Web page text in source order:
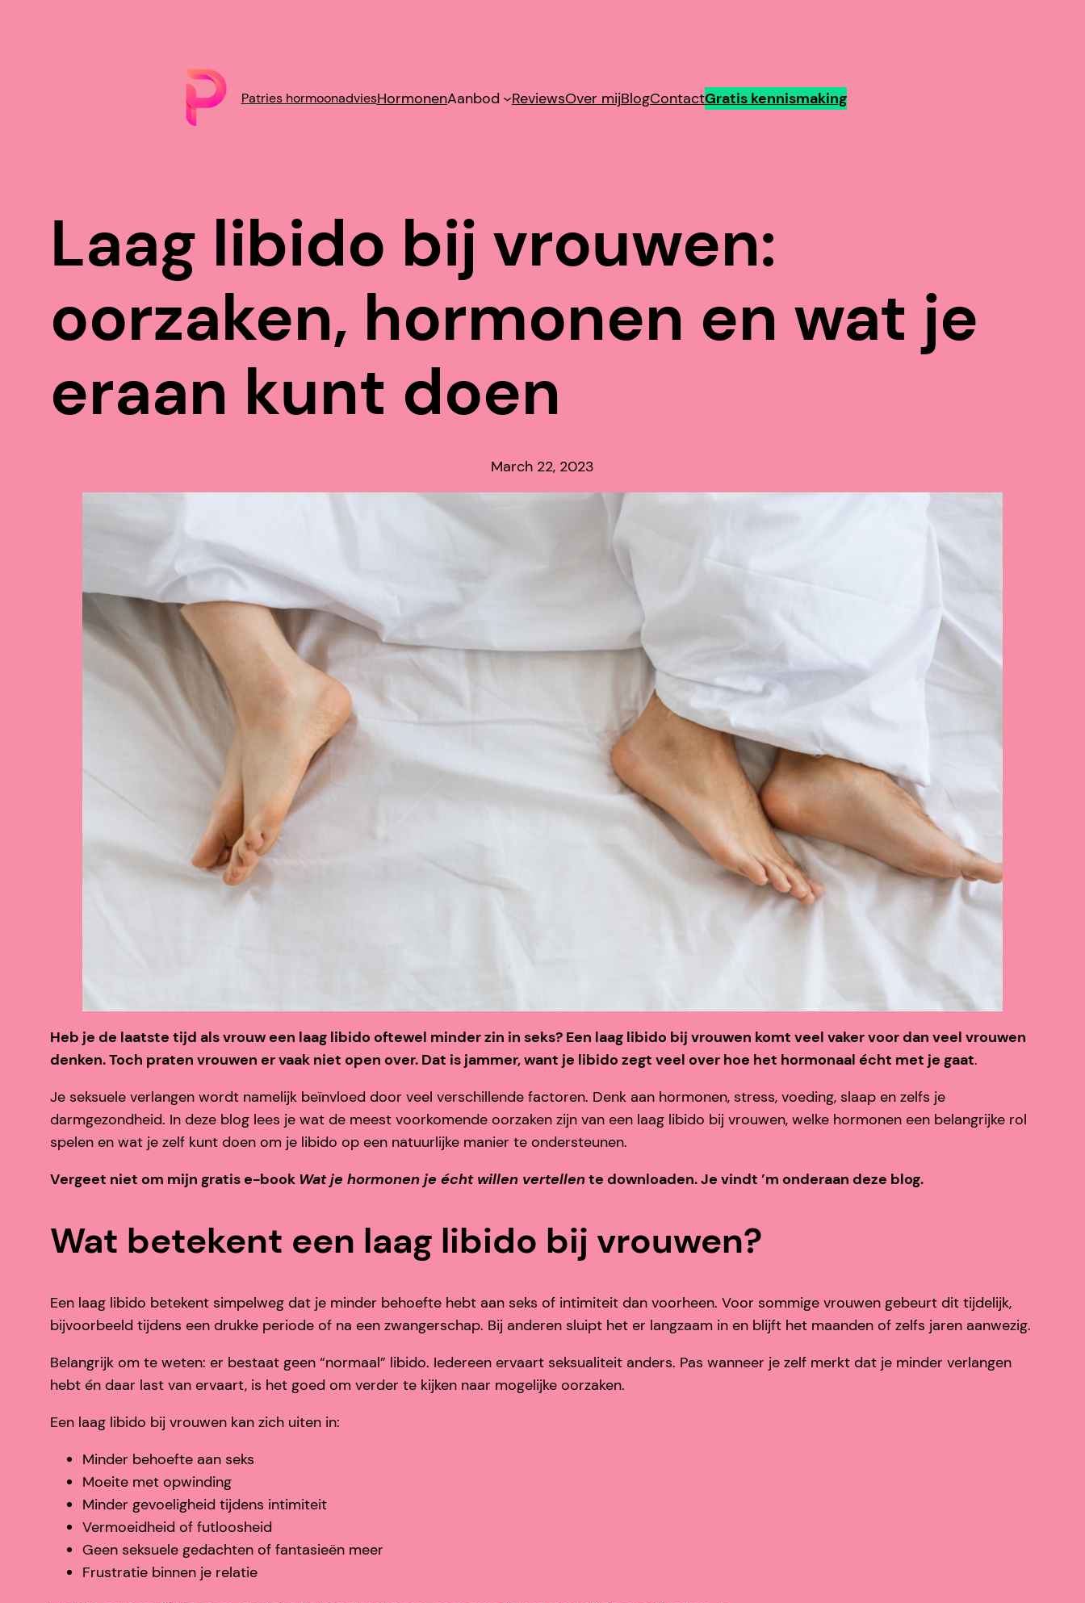
Patries hormoonadviesHormonenAanbod ReviewsOver mijBlogContactGratis kennismaking
Laag libido bij vrouwen:
oorzaken, hormonen en wat je
eraan kunt doen
March 22, 2023
Heb je de laatste tijd als vrouw een laag libido oftewel minder zin in seks? Een laag libido bij vrouwen komt veel vaker voor dan veel vrouwen
denken. Toch praten vrouwen er vaak niet open over. Dat is jammer, want je libido zegt veel over hoe het hormonaal écht met je gaat.
Je seksuele verlangen wordt namelijk beïnvloed door veel verschillende factoren. Denk aan hormonen, stress, voeding, slaap en zelfs je
darmgezondheid. In deze blog lees je wat de meest voorkomende oorzaken zijn van een laag libido bij vrouwen, welke hormonen een belangrijke rol
spelen en wat je zelf kunt doen om je libido op een natuurlijke manier te ondersteunen.
Vergeet niet om mijn gratis e-book Wat je hormonen je écht willen vertellente downloaden. Je vindt ’m onderaan deze blog.
Wat betekent een laag libido bij vrouwen?
Een laag libido betekent simpelweg dat je minder behoefte hebt aan seks of intimiteit dan voorheen. Voor sommige vrouwen gebeurt dit tijdelijk,
bijvoorbeeld tijdens een drukke periode of na een zwangerschap. Bij anderen sluipt het er langzaam in en blijft het maanden of zelfs jaren aanwezig.
Belangrijk om te weten: er bestaat geen “normaal” libido. Iedereen ervaart seksualiteit anders. Pas wanneer je zelf merkt dat je minder verlangen
hebt én daar last van ervaart, is het goed om verder te kijken naar mogelijke oorzaken.
Een laag libido bij vrouwen kan zich uiten in:
Minder behoefte aan seks
Moeite met opwinding
Minder gevoeligheid tijdens intimiteit
Vermoeidheid of futloosheid
Geen seksuele gedachten of fantasieën meer
Frustratie binnen je relatie